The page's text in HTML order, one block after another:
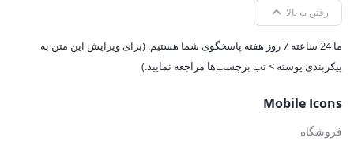
رفتن به بالا
ما 24 ساعته 7 روز هفته پاسخگوی شما هستیم. (برای ویرایش این متن به
پیکربندی پوسته > تب برچسب‌ها مراجعه نمایید.)
Mobile Icons
فروشگاه